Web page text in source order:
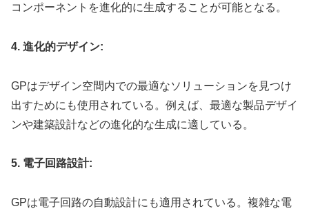
コンポーネントを進化的に生成することが可能となる。
4. 進化的デザイン:
GPはデザイン空間内での最適なソリューションを見つけ
出すためにも使用されている。例えば、最適な製品デザイ
ンや建築設計などの進化的な生成に適している。
5. 電子回路設計:
GPは電子回路の自動設計にも適用されている。複雑な電